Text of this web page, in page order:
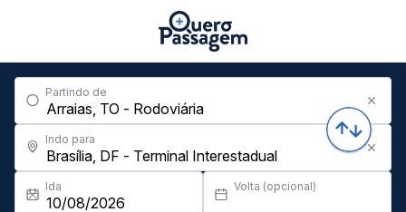
Partindo de
Indo para
Ida Volta (opcional)